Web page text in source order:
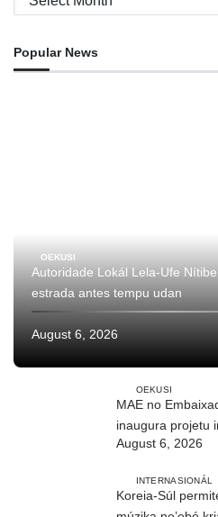
Popular News
OEKUSI
Autoridade Lokál Lela-Ufe Nítibe
estrada antes tempu udan
August 6, 2026
OEKUSI
MAE no
inaugura projetu
CIREP 12 iha
August 6, 2026
INTERNASIONÁL
Koreia-Súl